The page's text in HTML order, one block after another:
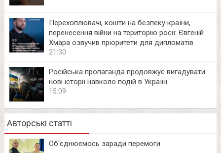
Перехоплювачі, кошти на безпеку країни,
перенесення війни на територію росії: Євгеній
Хмара озвучив пріоритети для дипломатів
21:30
Російська пропаганда продовжує вигадувати
нові історії навколо подій в Україні
15:09
Авторські статті
Об‘єднюємось заради перемоги